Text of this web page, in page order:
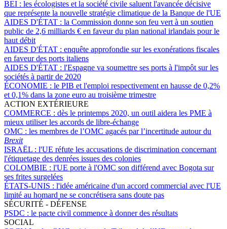
BEI : les écologistes et la société civile saluent l'avancée décisive
que représente la nouvelle stratégie climatique de la Banque de l'UE
AIDES D'ÉTAT : la Commission donne son feu vert à un soutien
public de 2,6 milliards € en faveur du plan national irlandais pour le
haut débit
AIDES D'ÉTAT : enquête approfondie sur les exonérations fiscales
en faveur des ports italiens
AIDES D'ÉTAT : l'Espagne va soumettre ses ports à l'impôt sur les
sociétés à partir de 2020
ÉCONOMIE : le PIB et l'emploi respectivement en hausse de 0,2%
et 0,1% dans la zone euro au troisième trimestre
ACTION EXTÉRIEURE
COMMERCE : dès le printemps 2020, un outil aidera les PME à
mieux utiliser les accords de libre-échange
OMC : les membres de l’OMC agacés par l’incertitude autour du
Brexit
ISRAËL : l'UE réfute les accusations de discrimination concernant
l'étiquetage des denrées issues des colonies
COLOMBIE : l'UE porte à l'OMC son différend avec Bogota sur
ses frites surgelées
ÉTATS-UNIS : l'idée américaine d'un accord commercial avec l'UE
limité au homard ne se concrétisera sans doute pas
SÉCURITÉ - DÉFENSE
PSDC : le pacte civil commence à donner des résultats
SOCIAL